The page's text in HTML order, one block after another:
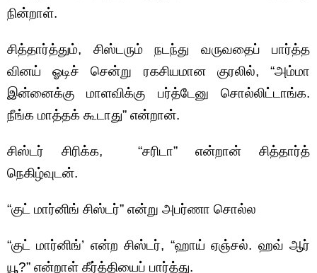
நின்றாள்.
சித்தார்த்தும், சிஸ்டரும் நடந்து வருவதைப் பார்த்த
வினய் ஓடிச் சென்று ரகசியமான குரலில், “அம்மா
இன்னைக்கு மாளவிக்கு பர்த்டேனு சொல்லிட்டாங்க.
நீங்க மாத்தக் கூடாது” என்றான்.
சிஸ்டர் சிரிக்க, “சரிடா” என்றான் சித்தார்த்
நெகிழ்வுடன்.
“குட் மார்னிங் சிஸ்டர்” என்று அபர்ணா சொல்ல
“குட் மார்னிங்’ என்ற சிஸ்டர், “ஹாய் ஏஞ்சல். ஹவ் ஆர்
யூ?” என்றாள் கீர்த்தியைப் பார்த்து.